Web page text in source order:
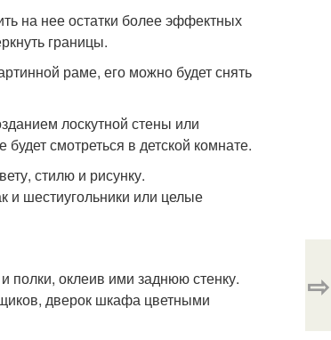
на нее остатки более эффектных
границы.
раме, его можно будет снять
лоскутной стены или
смотреться в детской комнате.
стилю и рисунку.
и шестиугольники или целые
оклеив ими заднюю стенку.
дверок шкафа цветными
⇨